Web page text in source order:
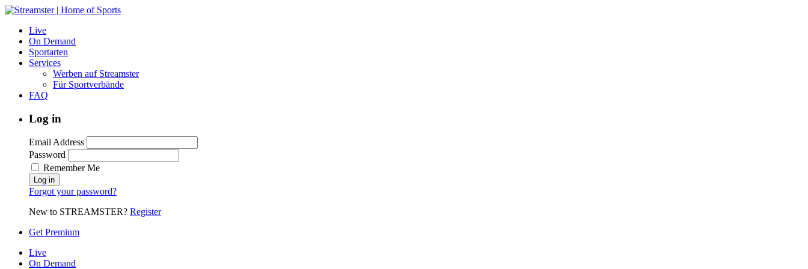
Live
On Demand
Sportarten
Services
Werben auf Streamster
Für Sportverbände
FAQ
Log in
Email Address
Password
Remember Me
Forgot your password?
New to STREAMSTER? Register
Get Premium
Live
On Demand